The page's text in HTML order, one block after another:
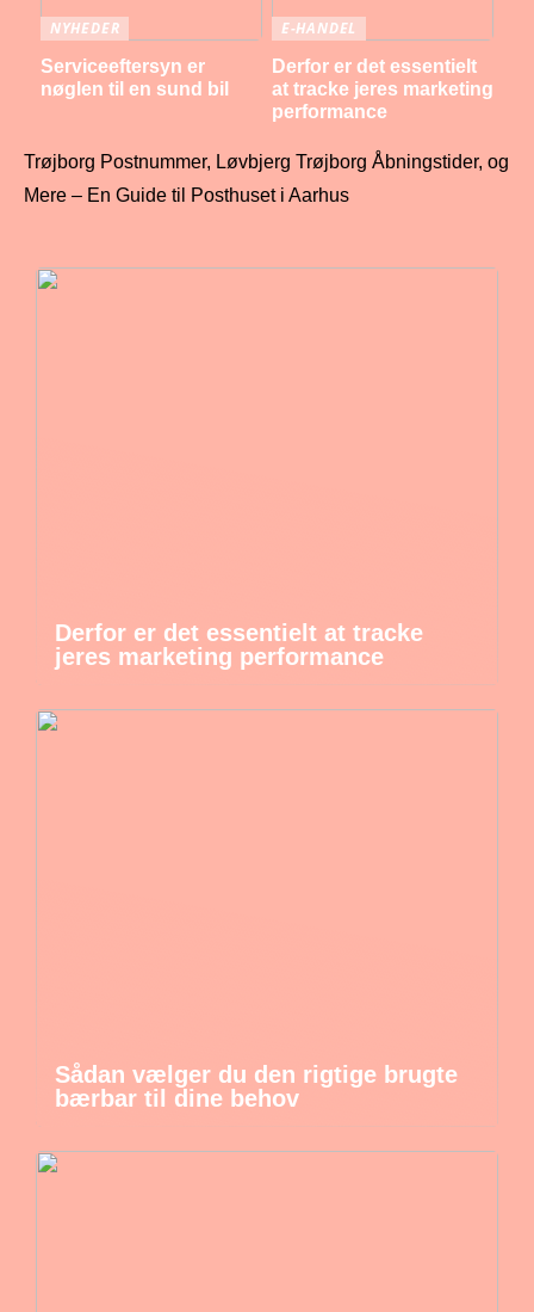
NYHEDER
Serviceeftersyn er
nøglen til en sund bil
E-HANDEL
Derfor er det essentielt
at tracke jeres marketing
performance
Trøjborg Postnummer, Løvbjerg Trøjborg Åbningstider, og
Mere – En Guide til Posthuset i Aarhus
Derfor er det essentielt at tracke
jeres marketing performance
Sådan vælger du den rigtige brugte
bærbar til dine behov